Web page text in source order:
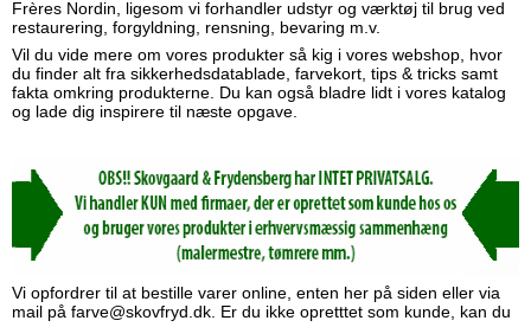
Frères Nordin, ligesom vi forhandler udstyr og værktøj til brug ved
restaurering, forgyldning, rensning, bevaring m.v.
Vil du vide mere om vores produkter så kig i vores webshop, hvor
du finder alt fra sikkerhedsdatablade, farvekort, tips & tricks samt
fakta omkring produkterne. Du kan også bladre lidt i vores katalog
og lade dig inspirere til næste opgave.
Vi opfordrer til at bestille varer online, enten her på siden eller via
mail på farve@skovfryd.dk. Er du ikke opretttet som kunde, kan du